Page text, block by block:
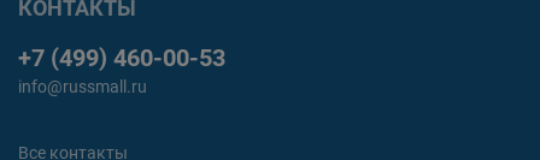
КОНТАКТЫ
+7 (499) 460-00-53
info@russmall.ru
Все контакты